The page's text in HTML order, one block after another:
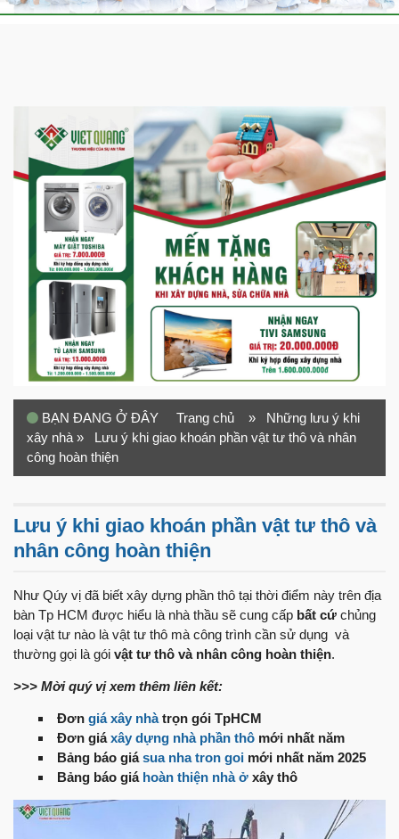
BẠN ĐANG Ở ĐÂY Trang chủ » Những lưu ý khi
xây nhà » Lưu ý khi giao khoán phần vật tư thô và nhân
công hoàn thiện
Lưu ý khi giao khoán phần vật tư thô và
nhân công hoàn thiện
Như Qúy vị đã biết xây dựng phần thô tại thời điểm này trên địa
bàn Tp HCM được hiểu là nhà thầu sẽ cung cấp bất cứ chủng
loại vật tư nào là vật tư thô mà công trình cần sử dụng và
thường gọi là gói vật tư thô và nhân công hoàn thiện.
>>> Mời quý vị xem thêm liên kết:
Đơn giá xây nhàtrọn gói TpHCM
Đơn giáxây dựng nhà phần thô mới nhất năm
Bảng báo giásua nha tron goi mới nhất năm 2025
Bảng báo giá hoàn thiện nhà ở xây thô